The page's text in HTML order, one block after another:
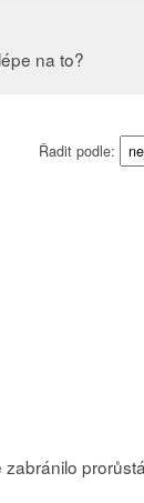
na to?
Řadit podle: